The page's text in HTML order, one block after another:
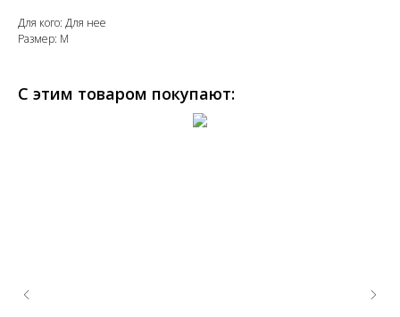
Для кого: Для нее
Размер: M
С этим товаром покупают: